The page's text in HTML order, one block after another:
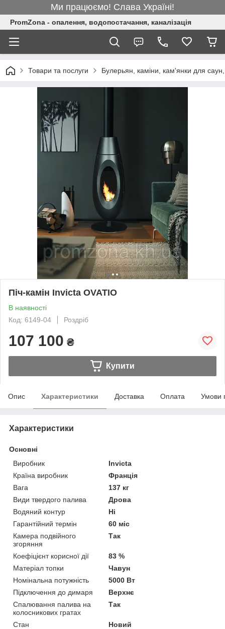
Ми працюємо! Слава Україні!
PromZona - опалення, водопостачання, каналізація
Товари та послуги Булерьян, каміни, кам'янки для саун,
Піч-камін Invicta OVATIO
В наявності
Код: 6149-04
Роздріб
107 100 ₴
Купити
Опис Характеристики Доставка Оплата Умови
Характеристики
Основні
Виробник
Invicta
Країна виробник
Франція
Вага
137 кг
Види твердого палива
Дрова
Водяний контур
Ні
Гарантійний термін
60 міс
Камера подвійного
згоряння
Так
Коефіцієнт корисної дії
83 %
Матеріал топки
Чавун
Номінальна потужність
5000 Вт
Підключення до димаря
Верхнє
Спалювання палива на
колосникових гратах
Так
Стан
Новий